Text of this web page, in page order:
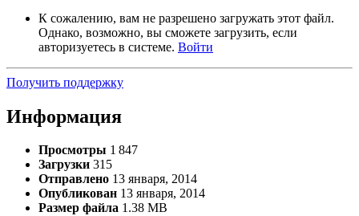
К сожалению, вам не разрешено загружать этот файл.
Однако, возможно, вы сможете загрузить, если
авторизуетесь в системе. Войти
Получить поддержку
Информация
Просмотры 1 847
Загрузки 315
Отправлено 13 января, 2014
Опубликован 13 января, 2014
Размер файла 1.38 MB